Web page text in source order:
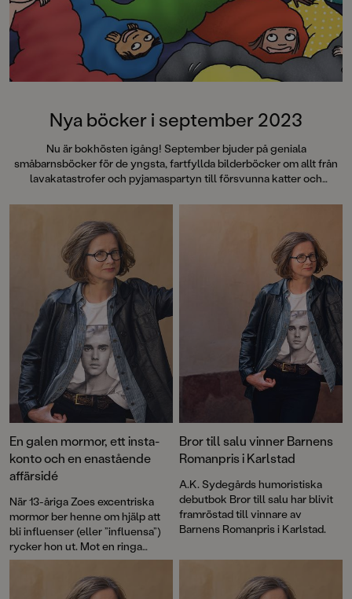
Nya böcker i september 2023
Nu är bokhösten igång! September bjuder på geniala
småbarnsböcker för de yngsta, fartfyllda bilderböcker om allt från
lavakatastrofer och pyjamaspartyn till försvunna katter och
grymma debutromaner, pricksäkra dikter av Lena Sjöberg, kusliga
och gripande berättelser av Mats Strandberg och Oskar Kroon.
Och mycket, mycket mer. Välkommen till en maxad bokmånad!
En galen mormor, ett insta-
konto och en enastående
affärsidé
När 13-åriga Zoes excentriska
mormor ber henne om hjälp att
bli influenser (eller ”influensa”)
rycker hon ut. Mot en ringa
ersättning, såklart. Mormor till
reapris är ett hysteriskt roligt
äventyr – feelgood för alla
Bror till salu vinner Barnens
Romanpris i Karlstad
A.K. Sydegårds humoristiska
debutbok Bror till salu har blivit
framröstad till vinnare av
Barnens Romanpris i Karlstad.